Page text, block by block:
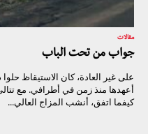
مقالات
جواب من تحت الباب
على غير العادة، كان الاستيقاظ
أعهدها منذ زمن في أطرافي. مع
كيفما اتفق، أنشب المزاج العالي...